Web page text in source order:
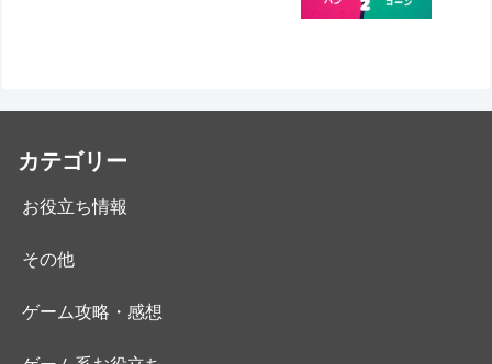
カテゴリー
お役立ち情報
その他
ゲーム攻略・感想